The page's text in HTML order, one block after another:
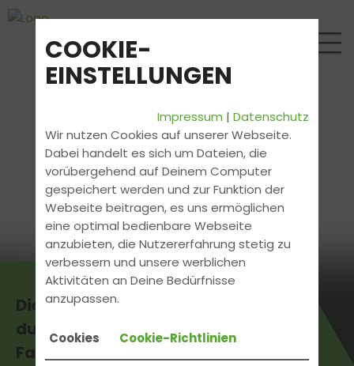
Die aktuellsten News erhältst
du direkt bei uns in der
Fahrschule.
COOKIE-
EINSTELLUNGEN
Impressum |Datenschutz
Wir nutzen Cookies auf unserer Webseite.
Dabei handelt es sich um Dateien, die
vorübergehend auf Deinem Computer
gespeichert werden und zur Funktion der
Webseite beitragen, es uns ermöglichen
eine optimal bedienbare Webseite
anzubieten, die Nutzererfahrung stetig zu
verbessern und unsere werblichen
Aktivitäten an Deine Bedürfnisse
anzupassen.
Cookies Cookie-Richtlinien